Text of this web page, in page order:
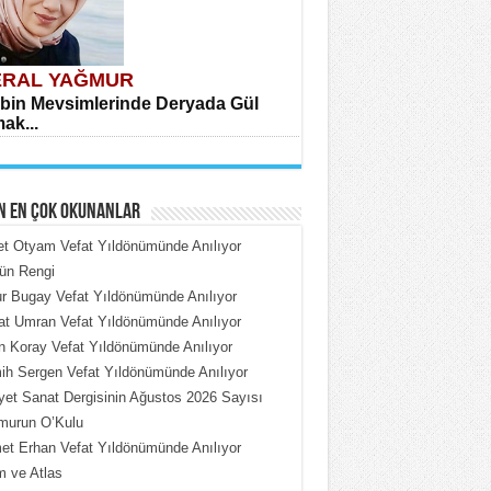
YAĞMUR
Mevsimlerinde Deryada Gül
ÇOBAN
Put Dışardaki Maskeler...
EN ÇOK OKUNANLAR
Otyam Vefat Yıldönümünde Anılıyor
Rengi
Bugay Vefat Yıldönümünde Anılıyor
Umran Vefat Yıldönümünde Anılıyor
Koray Vefat Yıldönümünde Anılıyor
Sergen Vefat Yıldönümünde Anılıyor
Sanat Dergisinin Ağustos 2026 Sayısı
O’Kulu
Erhan Vefat Yıldönümünde Anılıyor
ve Atlas